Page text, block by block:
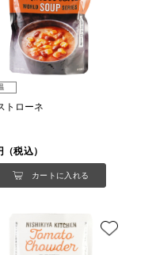
トローネ
税込）
カートに入れる